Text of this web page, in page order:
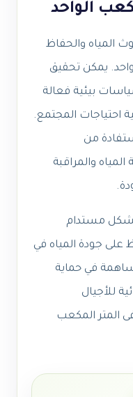
الواحد
المياه والحفاظ
يمكن تحقيق
بيئية فعالة
احتياجات المجتمع.
من
والمراقبة
بشكل مستدام
على جودة المياه في
في حماية
للأجيال
المتر المكعب